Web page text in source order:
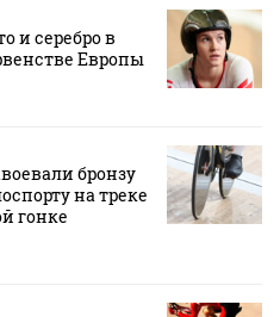
и серебро в
Европы
бронзу
на треке
гонке